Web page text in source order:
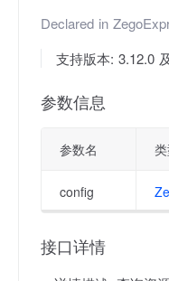
Declared in
支持版本: 3.12.0
参数信息
参数名
config
接口详情